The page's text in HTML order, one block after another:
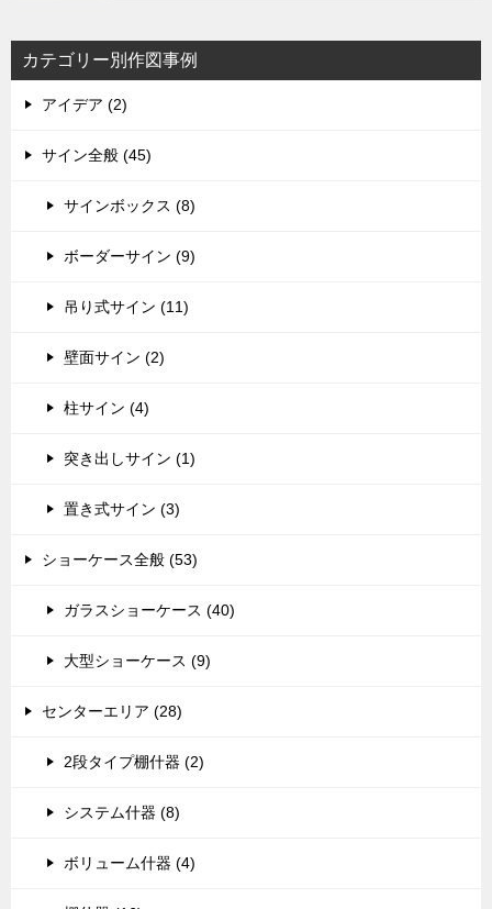
カテゴリー別作図事例
アイデア (2)
サイン全般 (45)
サインボックス (8)
ボーダーサイン (9)
吊り式サイン (11)
壁面サイン (2)
柱サイン (4)
突き出しサイン (1)
置き式サイン (3)
ショーケース全般 (53)
ガラスショーケース (40)
大型ショーケース (9)
センターエリア (28)
2段タイプ棚什器 (2)
システム什器 (8)
ボリューム什器 (4)